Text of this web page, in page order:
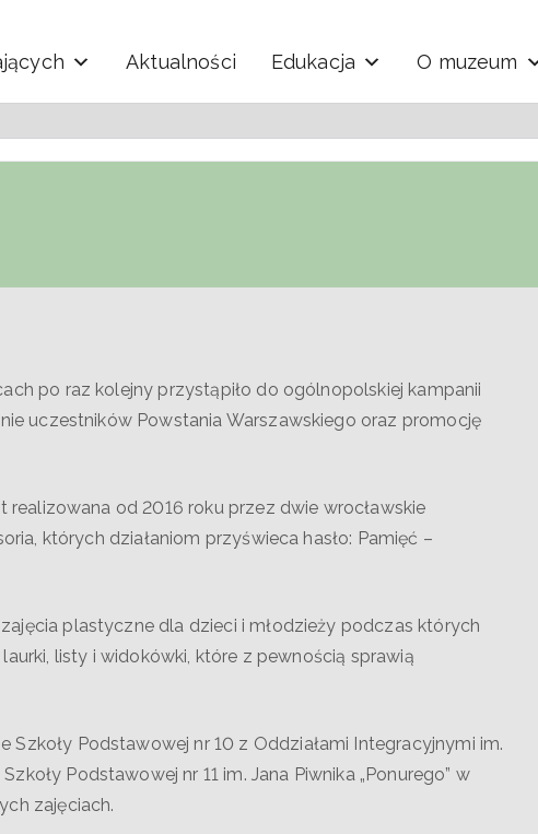
i Techniki
Aktualności Edukacja O muzeum
po raz kolejny przystąpiło do ogólnopolskiej kampanii
uczestników Powstania Warszawskiego oraz promocję
realizowana od 2016 roku przez dwie wrocławskie
których działaniom przyświeca hasło: Pamięć –
plastyczne dla dzieci i młodzieży podczas których
listy i widokówki, które z pewnością sprawią
Podstawowej nr 10 z Oddziałami Integracyjnymi im.
Podstawowej nr 11 im. Jana Piwnika „Ponurego” w
zajęciach.